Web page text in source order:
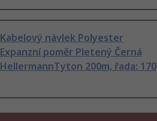
Kabelový návlek Polyester
Expanzní poměr Pletený Černá
HellermannTyton 200m, řada: 170